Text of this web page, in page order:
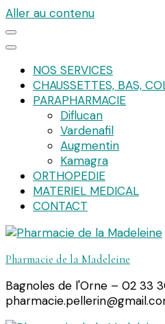
Aller au contenu
NOS SERVICES
CHAUSSETTES, BAS,
PARAPHARMACIE
Diflucan
Vardenafil
Augmentin
Kamagra
ORTHOPEDIE
MATERIEL MEDICAL
CONTACT
Pharmacie de la Madeleine
Bagnoles de l'Orne – 02 33